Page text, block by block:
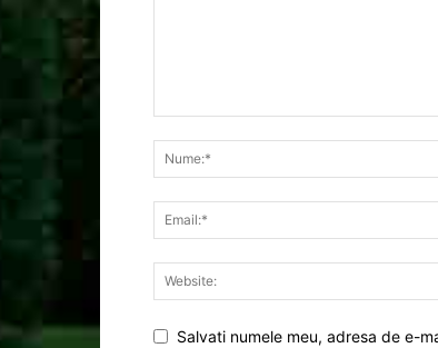
Salvati numele meu, adresa de e-